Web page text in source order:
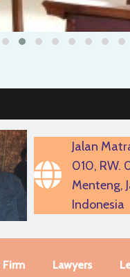
Jalan
010, RW.
Menteng,
Indonesia
Firm Lawyers